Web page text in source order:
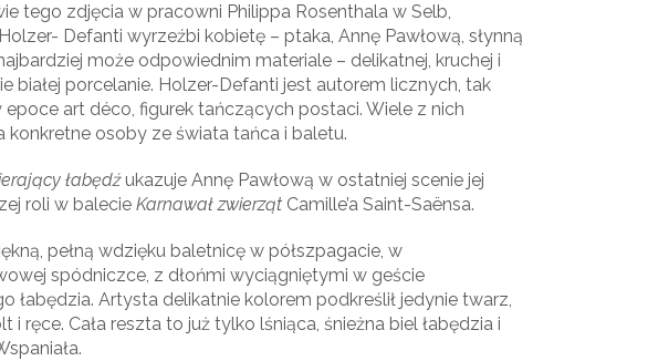
tego zdjęcia w pracowni Philippa Rosenthala w Selb,
Defanti wyrzeźbi kobietę – ptaka, Annę Pawłową, słynną
może odpowiednim materiale – delikatnej, kruchej i
białej porcelanie. Holzer-Defanti jest autorem licznych, tak
epoce art déco, figurek tańczących postaci. Wiele z nich
konkretne osoby ze świata tańca i baletu.
łabędźukazuje Annę Pawłową w ostatniej scenie jej
roli w balecie Karnawał zwierząt Camille’a Saint-Saënsa.
pełną wdzięku baletnicę w półszpagacie, w
spódniczce, z dłońmi wyciągniętymi w geście
łabędzia. Artysta delikatnie kolorem podkreślił jedynie twarz,
i ręce. Cała reszta to już tylko lśniąca, śnieżna biel łabędzia i